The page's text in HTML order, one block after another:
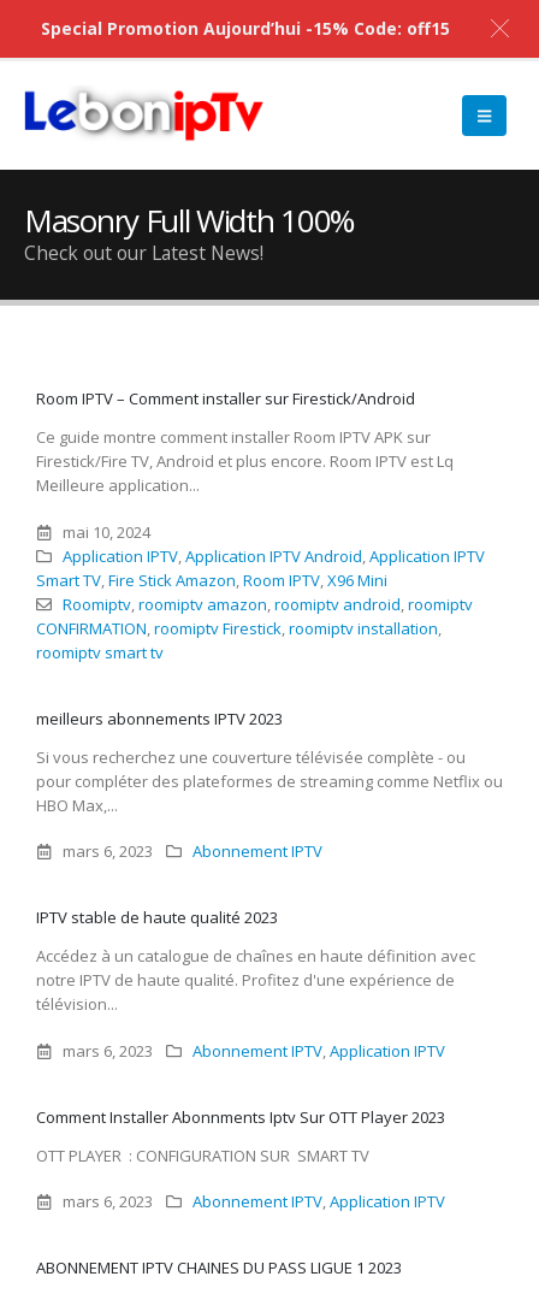
Masonry Full Width 100%
Check out our Latest News!
Room IPTV – Comment installer sur Firestick/Android
Ce guide montre comment installer Room IPTV APK sur
Firestick/Fire TV, Android et plus encore. Room IPTV est Lq
Meilleure application...
mai 10, 2024
Application IPTV Application IPTV Android Application IPTV
Smart TV Fire Stick Amazon Room IPTV X96 Mini
Roomiptv roomiptv amazon roomiptv android roomiptv
CONFIRMATION roomiptv Firestick roomiptv installation
roomiptv smart tv
meilleurs abonnements IPTV 2023
Si vous recherchez une couverture télévisée complète - ou
pour compléter des plateformes de streaming comme Netflix ou
HBO Max,...
mars 6, 2023 Abonnement IPTV
IPTV stable de haute qualité 2023
Accédez à un catalogue de chaînes en haute définition avec
notre IPTV de haute qualité. Profitez d'une expérience de
télévision...
mars 6, 2023 Abonnement IPTV,Application IPTV
Comment Installer Abonnments Iptv Sur OTT Player 2023
OTT PLAYER : CONFIGURATION SUR SMART TV
mars 6, 2023 Abonnement IPTV,Application IPTV
ABONNEMENT IPTV CHAINES DU PASS LIGUE 1 2023
Special Promotion Aujourd’hui -15% Code: off15